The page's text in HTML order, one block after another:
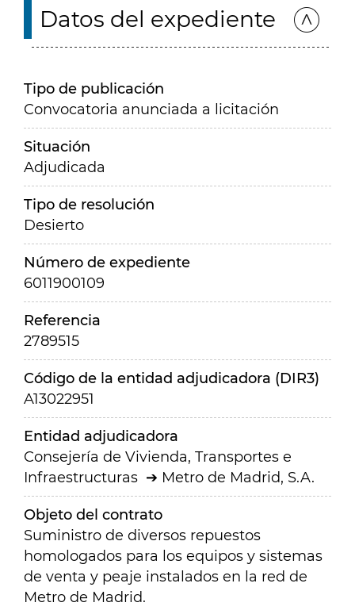
Datos del expediente
Tipo de publicación
Convocatoria anunciada a licitación
Situación
Adjudicada
Tipo de resolución
Desierto
Número de expediente
6011900109
Referencia
2789515
Código de la entidad adjudicadora (DIR3)
A13022951
Entidad adjudicadora
Consejería de Vivienda, Transportes e
Infraestructuras
Metro de Madrid, S.A.
Objeto del contrato
Suministro de diversos repuestos
homologados para los equipos y sistemas
de venta y peaje instalados en la red de
Metro de Madrid.